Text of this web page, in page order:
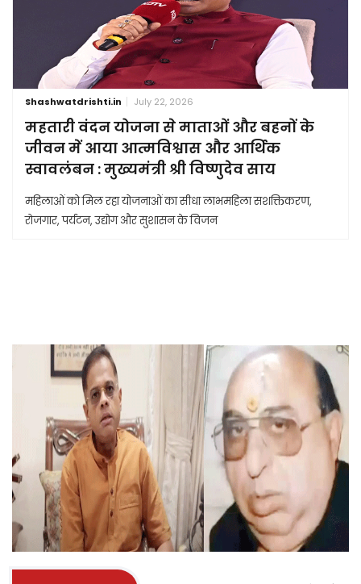
Shashwatdrishti.in July 22, 2026
महतारी वंदन योजना से माताओं और बहनों के
जीवन में आया आत्मविश्वास और आर्थिक
स्वावलंबन : मुख्यमंत्री श्री विष्णुदेव साय
महिलाओं को मिल रहा योजनाओं का सीधा लाभमहिला सशक्तिकरण,
रोजगार, पर्यटन, उद्योग और सुशासन के विजन